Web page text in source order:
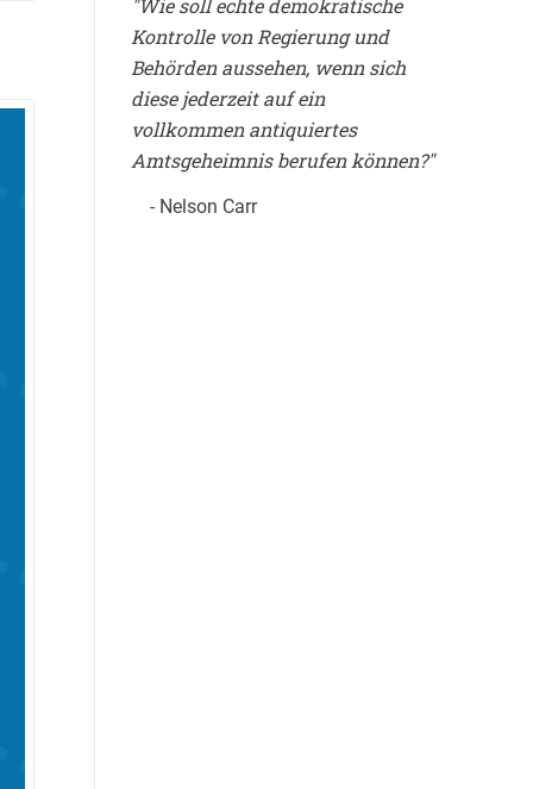
"Wie soll echte demokratische
Kontrolle von Regierung und
Behörden aussehen, wenn sich
diese jederzeit auf ein
vollkommen antiquiertes
Amtsgeheimnis berufen können?"
- Nelson Carr